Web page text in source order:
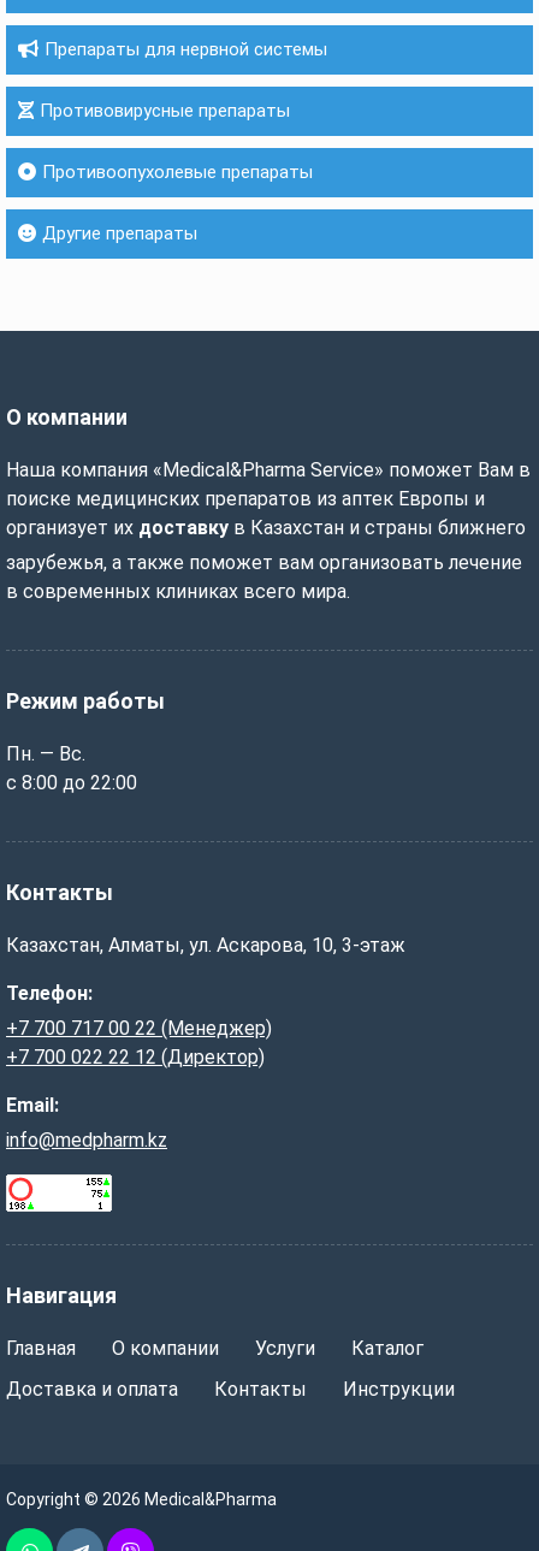
Препараты для нервной системы
Противовирусные препараты
Противоопухолевые препараты
Другие препараты
О компании
Наша компания «Medical&Pharma Service» поможет Вам в
поиске медицинских препаратов из аптек Европы и
организует их доставку в Казахстан и страны ближнего
зарубежья, а также поможет вам организовать лечение
в современных клиниках всего мира.
Режим работы
Пн. — Вс.
с 8:00 до 22:00
Навигация
Главная О компании Услуги
Каталог
Доставка и оплата
Контакты Инструкции
Контакты
Казахстан, Алматы, ул. Аскарова, 10, 3-этаж
Телефон:
+7 700 717 00 22 (Менеджер)
+7 700 022 22 12 (Директор)
Email:
info@medpharm.kz
Copyright © 2026 Medical&Pharma